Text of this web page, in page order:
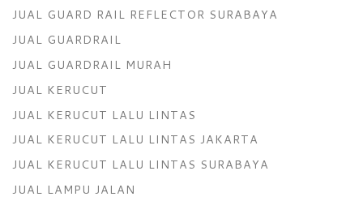
JUAL GUARD RAIL REFLECTOR SURABAYA
JUAL GUARDRAIL
JUAL GUARDRAIL MURAH
JUAL KERUCUT
JUAL KERUCUT LALU LINTAS
JUAL KERUCUT LALU LINTAS JAKARTA
JUAL KERUCUT LALU LINTAS SURABAYA
JUAL LAMPU JALAN